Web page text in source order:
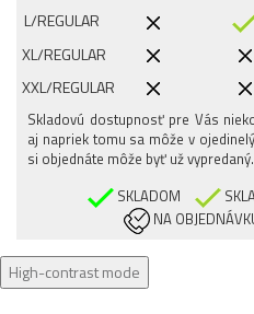
L/REGULAR
XL/REGULAR
XXL/REGULAR
Skladovú dostupnosť pre Vás
aj napriek tomu sa môže v
si objednáte môže byť už vypredaný.
SKLADOM
NA
High-contrast mode